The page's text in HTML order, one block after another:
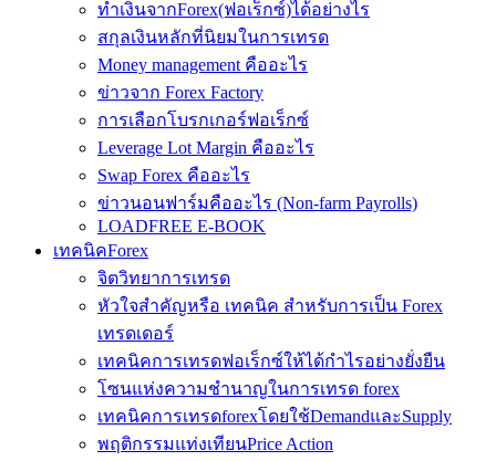
ทำเงินจากForex(ฟอเร็กซ์)ได้อย่างไร
สกุลเงินหลักที่นิยมในการเทรด
Money management คืออะไร
ข่าวจาก Forex Factory
การเลือกโบรกเกอร์ฟอเร็กซ์
Leverage Lot Margin คืออะไร
Swap Forex คืออะไร
ข่าวนอนฟาร์มคืออะไร (Non-farm Payrolls)
LOADFREE E-BOOK
เทคนิคForex
จิตวิทยาการเทรด
หัวใจสำคัญหรือ เทคนิค สำหรับการเป็น Forex
เทรดเดอร์
เทคนิคการเทรดฟอเร็กซ์ให้ได้กำไรอย่างยั่งยืน
โซนแห่งความชำนาญในการเทรด forex
เทคนิคการเทรดforexโดยใช้DemandและSupply
พฤติกรรมแท่งเทียนPrice Action